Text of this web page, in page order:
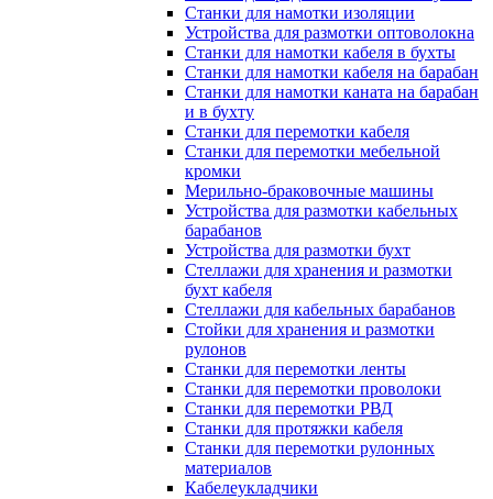
Станки для намотки изоляции
Устройства для размотки оптоволокна
Станки для намотки кабеля в бухты
Станки для намотки кабеля на барабан
Станки для намотки каната на барабан
и в бухту
Станки для перемотки кабеля
Станки для перемотки мебельной
кромки
Мерильно-браковочные машины
Устройства для размотки кабельных
барабанов
Устройства для размотки бухт
Стеллажи для хранения и размотки
бухт кабеля
Стеллажи для кабельных барабанов
Стойки для хранения и размотки
рулонов
Станки для перемотки ленты
Станки для перемотки проволоки
Станки для перемотки РВД
Станки для протяжки кабеля
Станки для перемотки рулонных
материалов
Кабелеукладчики